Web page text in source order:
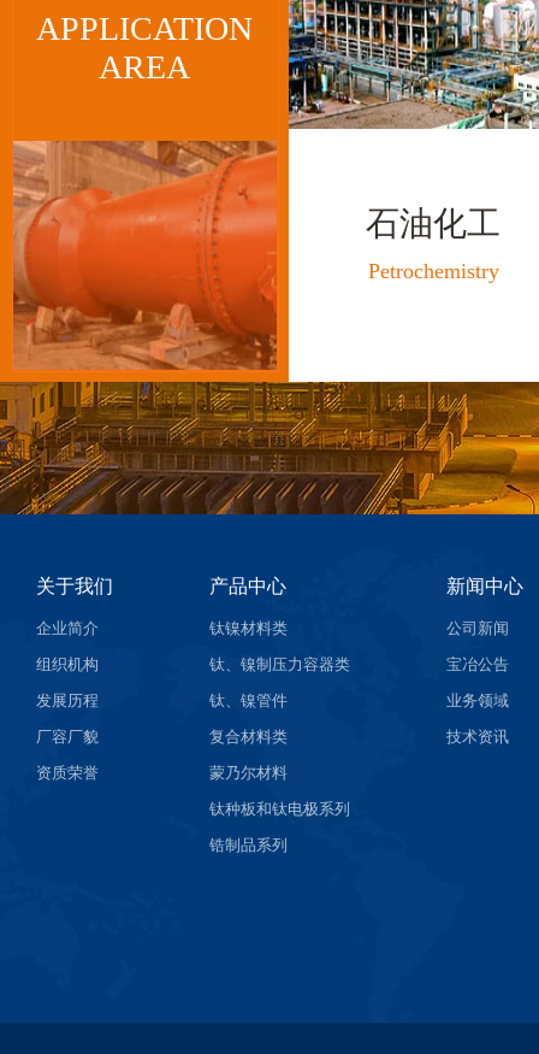
APPLICATION
AREA
石油化工
Petrochemistry
关于我们
企业简介
组织机构
发展历程
厂容厂貌
资质荣誉
产品中心
钛镍材料类
钛、镍制压力容器类
钛、镍管件
复合材料类
蒙乃尔材料
钛种板和钛电极系列
锆制品系列
新闻中心
公司新闻
宝冶公告
业务领域
技术资讯